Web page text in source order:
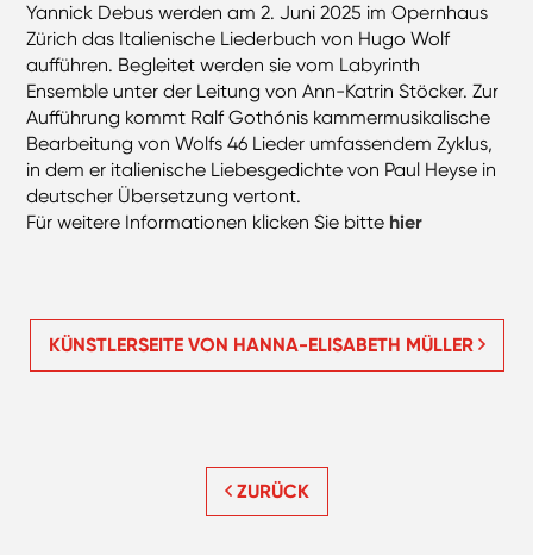
Yannick Debus werden am 2. Juni 2025 im Opernhaus
Zürich das Italienische Liederbuch von Hugo Wolf
aufführen. Begleitet werden sie vom Labyrinth
Ensemble unter der Leitung von Ann-Katrin Stöcker. Zur
Aufführung kommt Ralf Gothónis kammermusikalische
Bearbeitung von Wolfs 46 Lieder umfassendem Zyklus,
in dem er italienische Liebesgedichte von Paul Heyse in
deutscher Übersetzung vertont.
Für weitere Informationen klicken Sie bitte hier
KÜNSTLERSEITE VON HANNA-ELISABETH MÜLLER
ZURÜCK